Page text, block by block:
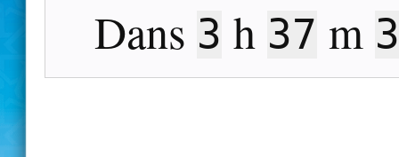
Dans 3 h 37 m